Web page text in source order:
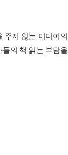
주지 않는 미디어의
의 책 읽는 부담을